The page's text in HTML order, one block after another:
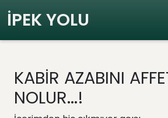
İPEK YOLU
KABİR AZABINI
NOLUR...!